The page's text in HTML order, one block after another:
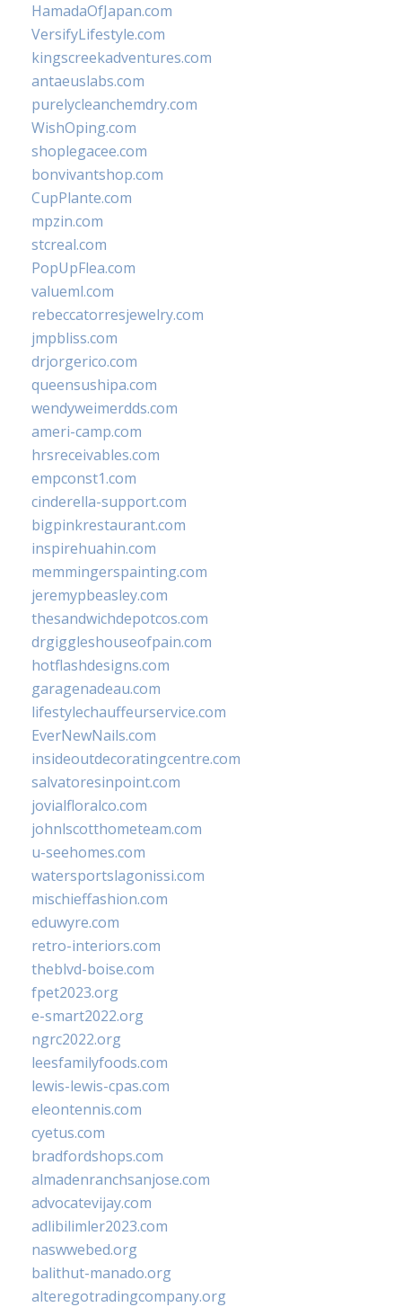
HamadaOfJapan.com
VersifyLifestyle.com
kingscreekadventures.com
antaeuslabs.com
purelycleanchemdry.com
WishOping.com
shoplegacee.com
bonvivantshop.com
CupPlante.com
mpzin.com
stcreal.com
PopUpFlea.com
valueml.com
rebeccatorresjewelry.com
jmpbliss.com
drjorgerico.com
queensushipa.com
wendyweimerdds.com
ameri-camp.com
hrsreceivables.com
empconst1.com
cinderella-support.com
bigpinkrestaurant.com
inspirehuahin.com
memmingerspainting.com
jeremypbeasley.com
thesandwichdepotcos.com
drgiggleshouseofpain.com
hotflashdesigns.com
garagenadeau.com
lifestylechauffeurservice.com
EverNewNails.com
insideoutdecoratingcentre.com
salvatoresinpoint.com
jovialfloralco.com
johnlscotthometeam.com
u-seehomes.com
watersportslagonissi.com
mischieffashion.com
eduwyre.com
retro-interiors.com
theblvd-boise.com
fpet2023.org
e-smart2022.org
ngrc2022.org
leesfamilyfoods.com
lewis-lewis-cpas.com
eleontennis.com
cyetus.com
bradfordshops.com
almadenranchsanjose.com
advocatevijay.com
adlibilimler2023.com
naswwebed.org
balithut-manado.org
alteregotradingcompany.org